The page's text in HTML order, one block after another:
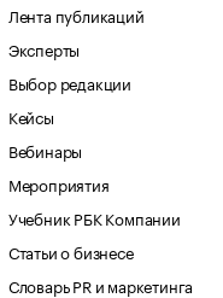
Лента публикаций
Эксперты
Выбор редакции
Кейсы
Вебинары
Мероприятия
Учебник РБК Компании
Статьи о бизнесе
Словарь PR и маркетинга